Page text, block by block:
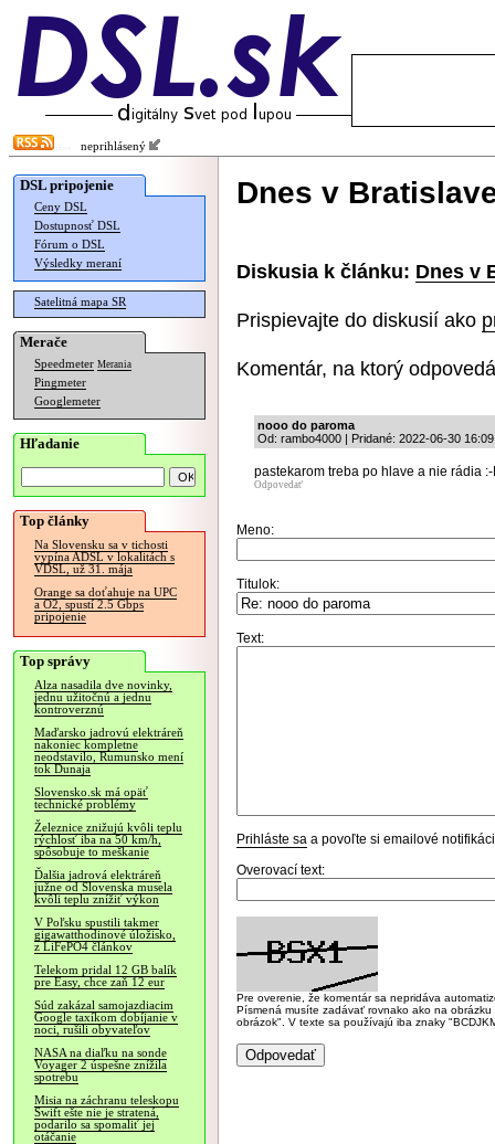
neprihlásený
DSL pripojenie
Ceny DSL
Dostupnosť DSL
Fórum o DSL
Výsledky meraní
Satelitná mapa SR
Merače
Speedmeter Merania
Pingmeter
Googlemeter
Hľadanie
Top články
Na Slovensku sa v tichosti
vypína ADSL v lokalitách s
VDSL, už 31. mája
Orange sa doťahuje na UPC
a O2, spustí 2.5 Gbps
pripojenie
Top správy
Alza nasadila dve novinky,
jednu užitočnú a jednu
kontroverznú
Maďarsko jadrovú elektráreň
nakoniec kompletne
neodstavilo, Rumunsko mení
tok Dunaja
Slovensko.sk má opäť
technické problémy
Železnice znižujú kvôli teplu
rýchlosť iba na 50 km/h,
spôsobuje to meškanie
Ďalšia jadrová elektráreň
južne od Slovenska musela
kvôli teplu znížiť výkon
V Poľsku spustili takmer
gigawatthodinové úložisko,
z LiFePO4 článkov
Telekom pridal 12 GB balík
pre Easy, chce zaň 12 eur
Súd zakázal samojazdiacim
Google taxíkom dobíjanie v
noci, rušili obyvateľov
NASA na diaľku na sonde
Voyager 2 úspešne znížila
spotrebu
Misia na záchranu teleskopu
Swift ešte nie je stratená,
podarilo sa spomaliť jej
otáčanie
Dnes v
Diskusia k článku: Dnes v
Prispievajte do diskusií ako
Komentár, na ktorý
nooo do paroma
Od: rambo4000 | Pridané: 2022-06-30
pastekarom treba po hlave a nie rádia
Odpovedať
Meno:
Titulok:
Text:
Prihláste sa a povoľte si emailové
Overovací text:
Pre overenie, že komentár sa nepridáva
Písmená musíte zadávať rovnako ako na
obrázok". V texte sa používajú iba znaky